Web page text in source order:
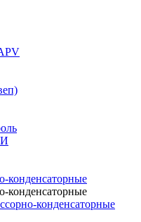
конденсаторные
конденсаторные
конденсаторные